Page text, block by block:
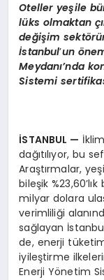
Oteller yeşile
lüks olmaktan
değişim sektö
İstanbul’un ö
Meydanı’nda
Sistemi
İSTANBUL —
dağıtılıyor, bu
Araştırmalar,
bileşik
milyar dolara
verimliliği
sağlayan
de, enerji
iyileştirme
Enerji Yönetim